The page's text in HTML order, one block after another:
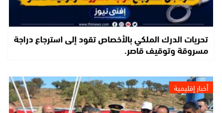
تحريات الدرك الملكي بالأخصاص تقود إلى استرجاع دراجة
مسروقة وتوقيف قاصر.
أخبار إقليمية